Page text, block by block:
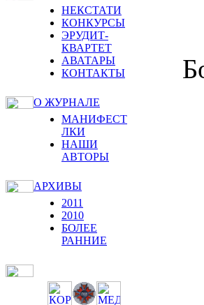
НЕКСТАТИ
КОНКУРСЫ
ЭРУДИТ-
КВАРТЕТ
АВАТАРЫ
КОНТАКТЫ
О ЖУРНАЛЕ
МАНИФЕСТ
ЛКИ
НАШИ
АВТОРЫ
АРХИВЫ
2011
2010
БОЛЕЕ
РАННИЕ